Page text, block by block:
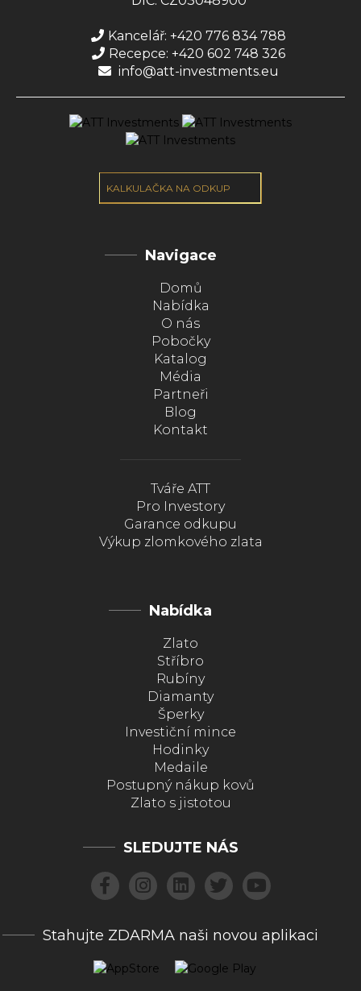
Kancelář: +420 776 834 788
Recepce: +420 602 748 326
info@att-investments.eu
KALKULAČKA NA ODKUP
Navigace
Domů
Nabídka
O nás
Pobočky
Katalog
Média
Partneři
Blog
Kontakt
Tváře ATT
Pro Investory
Garance odkupu
Výkup zlomkového zlata
Nabídka
Zlato
Stříbro
Rubíny
Diamanty
Šperky
Investiční mince
Hodinky
Medaile
Postupný nákup kovů
Zlato s jistotou
SLEDUJTE NÁS
Stahujte ZDARMA naši novou aplikaci